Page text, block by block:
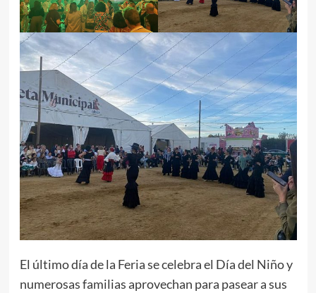
El último día de la Feria se celebra el Día del Niño y
numerosas familias aprovechan para pasear a sus